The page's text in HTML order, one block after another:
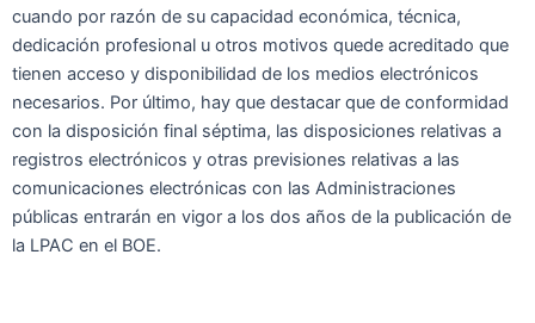
cuando por razón de su capacidad económica, técnica,
dedicación profesional u otros motivos quede acreditado que
tienen acceso y disponibilidad de los medios electrónicos
necesarios. Por último, hay que destacar que de conformidad
con la disposición final séptima, las disposiciones relativas a
registros electrónicos y otras previsiones relativas a las
comunicaciones electrónicas con las Administraciones
públicas entrarán en vigor a los dos años de la publicación de
la LPAC en el BOE.